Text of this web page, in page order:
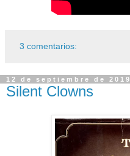
3 comentarios:
12 de septiembre de 2019
Silent Clowns